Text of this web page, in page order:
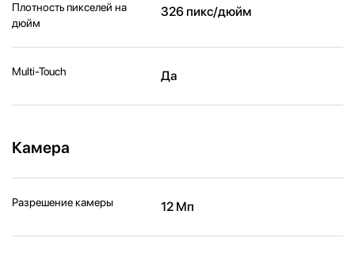
Плотность пикселей на
дюйм
326 пикс/дюйм
Multi-Touch Да
Камера
Разрешение камеры 12 Мп